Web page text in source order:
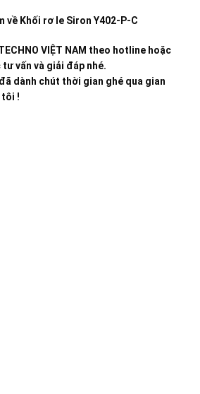
về Khối rơ le Siron Y402-P-C
VIỆT NAM theo hotline hoặc
vấn và giải đáp nhé.
dành chút thời gian ghé qua gian
tôi !